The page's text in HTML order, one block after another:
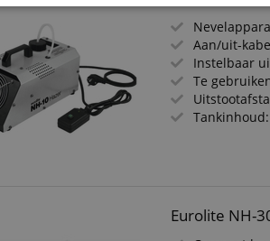
Aan/uit-
Instelbaar
Te
Eurolite NH-
Prestatie Gericht op